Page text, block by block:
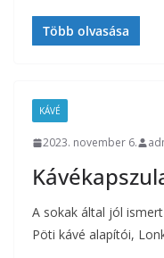
Több olvasása
KÁVÉ
2023. november 6.
A sokak által jól
Pöti kávé alapítói,